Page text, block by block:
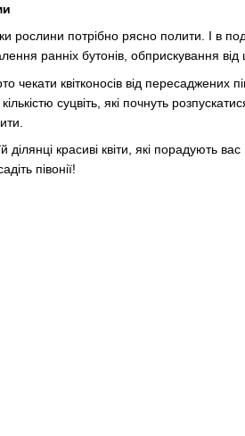
рослини потрібно рясно полити. І в
ранніх бутонів, обприскування від
чекати квітконосів від пересаджених
суцвіть, які почнуть
ділянці красиві квіти, які порадують
півонії!